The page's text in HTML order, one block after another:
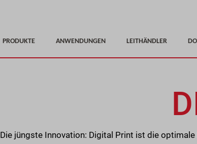
PRODUKTE ANWENDUNGEN LEITHÄNDLER
Die jüngste Innovation: Digital Print ist die